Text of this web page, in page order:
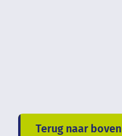
Terug naar boven